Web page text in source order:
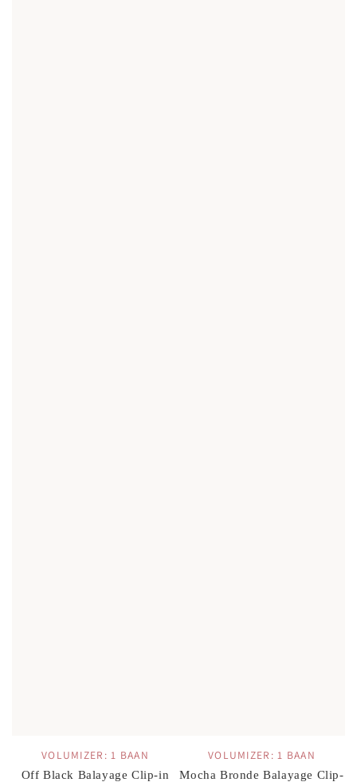
VOLUMIZER: 1 BAAN
Off Black Balayage Clip-in
VOLUMIZER: 1 BAAN
Mocha Bronde Balayage Clip-